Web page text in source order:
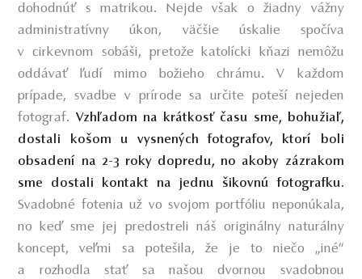
dohodnúť s matrikou. Nejde však o žiadny vážny
administratívny úkon, väčšie úskalie spočíva
v cirkevnom sobáši, pretože katolícki kňazi nemôžu
oddávať ľudí mimo božieho chrámu. V každom
prípade, svadbe v prírode sa určite poteší nejeden
fotograf. Vzhľadom na krátkosť času sme, bohužiaľ,
dostali košom u vysnených fotografov, ktorí boli
obsadení na 2-3 roky dopredu, no akoby zázrakom
sme dostali kontakt na jednu šikovnú fotografku.
Svadobné fotenia už vo svojom portfóliu neponúkala,
no keď sme jej predostreli náš originálny naturálny
koncept, veľmi sa potešila, že je to niečo „iné“
a rozhodla stať sa našou dvornou svadobnou